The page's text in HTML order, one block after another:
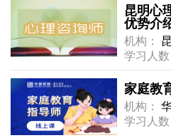
昆明心
优势介
机构：
学习人
家庭教
机构：
学习人